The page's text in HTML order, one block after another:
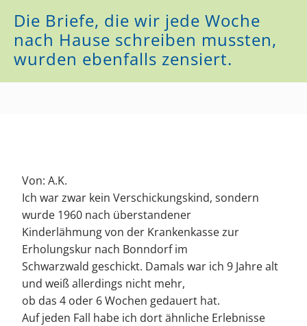
Die Briefe, die wir jede Woche
nach Hause schreiben mussten,
wurden ebenfalls zensiert.
Von: A.K.
Ich war zwar kein Verschickungskind, sondern
wurde 1960 nach überstandener
Kinderlähmung von der Krankenkasse zur
Erholungskur nach Bonndorf im
Schwarzwald geschickt. Damals war ich 9 Jahre alt
und weiß allerdings nicht mehr,
ob das 4 oder 6 Wochen gedauert hat.
Auf jeden Fall habe ich dort ähnliche Erlebnisse